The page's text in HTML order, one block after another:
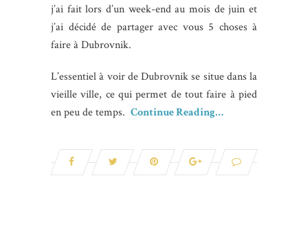
j’ai fait lors d’un week-end au mois de juin et
j’ai décidé de partager avec vous 5 choses à
faire à Dubrovnik.
L’essentiel à voir de Dubrovnik se situe dans la
vieille ville, ce qui permet de tout faire à pied
en peu de temps. Continue Reading…